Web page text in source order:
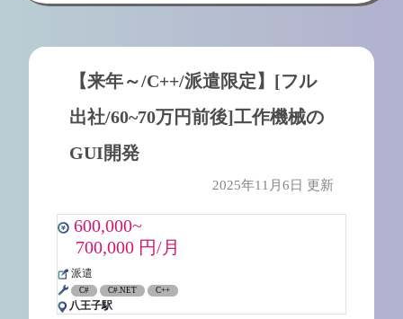
【来年～/C++/派遣限定】[フル
出社/60~70万円前後]工作機械の
GUI開発
2025年11月6日 更新
600,000~
700,000 円/月
派遣
C# C#.NET C++
八王子駅